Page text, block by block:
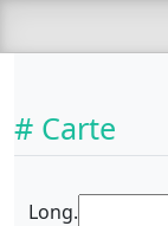
# Carte
Long.